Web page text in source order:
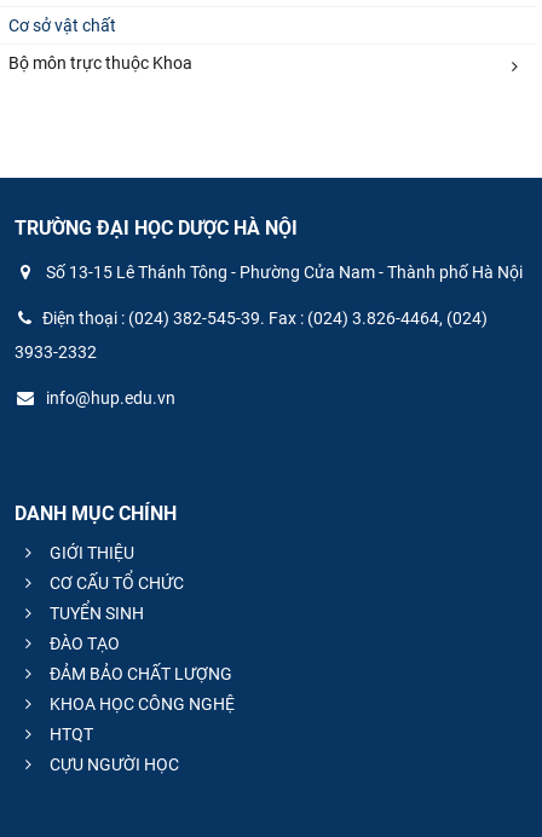
Cơ sở vật chất
Bộ môn trực thuộc Khoa
TRƯỜNG ĐẠI HỌC DƯỢC HÀ NỘI
Số 13-15 Lê Thánh Tông - Phường Cửa Nam - Thành phố Hà Nội
Điện thoại : (024) 382-545-39. Fax : (024) 3.826-4464, (024)
3933-2332
info@hup.edu.vn
DANH MỤC CHÍNH
GIỚI THIỆU
CƠ CẤU TỔ CHỨC
TUYỂN SINH
ĐÀO TẠO
ĐẢM BẢO CHẤT LƯỢNG
KHOA HỌC CÔNG NGHỆ
HTQT
CỰU NGƯỜI HỌC